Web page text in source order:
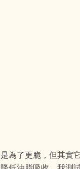
為了更脆，但其實